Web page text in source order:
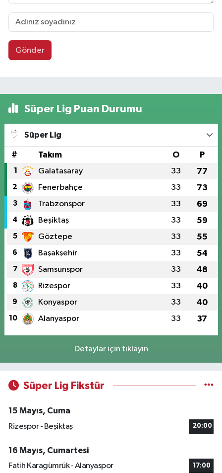
Gönder
Süper Lig Puan Durumu
Süper Lig
# Takım O P
1 Galatasaray 33 77
2 Fenerbahçe 33 73
3 Trabzonspor 33 69
4 Beşiktaş 33 59
5 Göztepe 33 55
6 Başakşehir 33 54
7 Samsunspor 33 48
8 Rizespor 33 40
9 Konyaspor 33 40
10 Alanyaspor 33 37
Detaylar için tıklayın
Süper Lig Fikstür
15 Mayıs, Cuma
Rizespor - Beşiktaş
20:00
16 Mayıs, Cumartesi
Fatih Karagümrük - Alanyaspor
17:00